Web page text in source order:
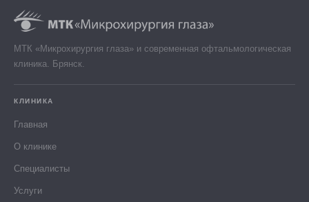
МТК «Микрохирургия глаза» и современная офтальмологическая
клиника. Брянск.
КЛИНИКА
Главная
О клинике
Специалисты
Услуги